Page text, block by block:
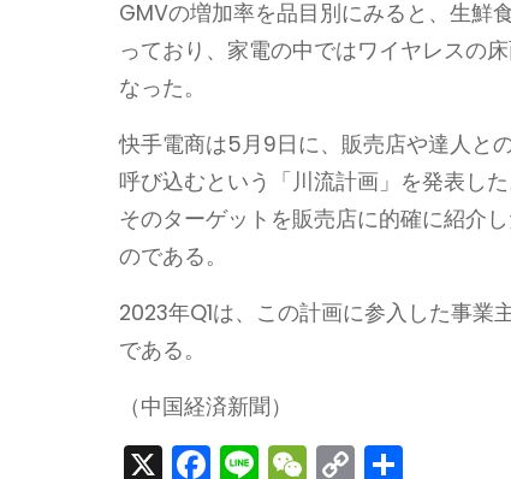
GMVの増加率を品目別にみると、生鮮
っており、家電の中ではワイヤレスの
なった。
快手電商は5月9日に、販売店や達人と
呼び込むという「川流計画」を発表し
そのターゲットを販売店に的確に紹介
のである。
2023年Q1は、この計画に参入した事業
である。
（中国経済新聞）
X F Li W C